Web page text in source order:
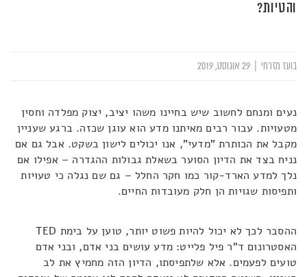
והטיות?
בועז מזרחי
נעים ומנחם לחשוב שיש בחיינו משהו יציב, יצוק מפלדה וחסין
מטעויות. עבור רבים מאיתנו מדע הוא עוגן שכזה. ברגע שעניין
מקבל את הכותרת "מדעי", אנו יכולים לישון בשקט. אבל גם אם
נניח בצד את הדיון הסוער בשאלת גבולות ההגדרה – אפילו אם
נלך למדע הארד-קור כמו חקר החלל – גם שם נגלה כי טעויות
ותפיסות שגויות הן חלק מעובדות החיים.
ההסבר לכך לא יכול להיות פשוט יותר, טוען על בימת TED
האסטרונום ד"ר פיל פלייט: מדע עושים בני אדם, ובני אדם
טועים לפעמים. אלא שלתפיסתו, הדיון הזה מחמיץ את לב